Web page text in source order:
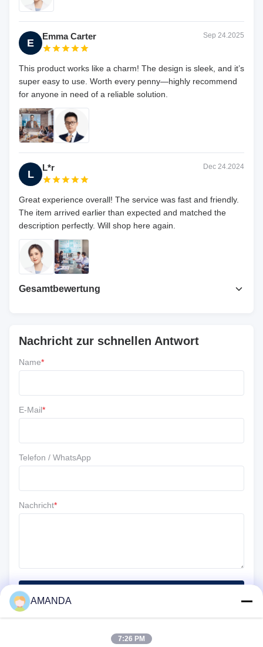
E
Emma Carter Sep 24.2025
This product works like a charm! The design is sleek, and it’s
super easy to use. Worth every penny—highly recommend
for anyone in need of a reliable solution.
L
L*r Dec 24.2024
Great experience overall! The service was fast and friendly.
The item arrived earlier than expected and matched the
description perfectly. Will shop here again.
Gesamtbewertung
Nachricht zur schnellen Antwort
Name*
E-Mail*
Telefon / WhatsApp
Nachricht*
AMANDA
7:26 PM